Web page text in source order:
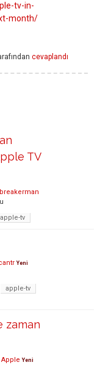
tv-in-
month/
cevaplandı
TV
breakerman
tv
Yeni
apple-tv
zaman
Yeni